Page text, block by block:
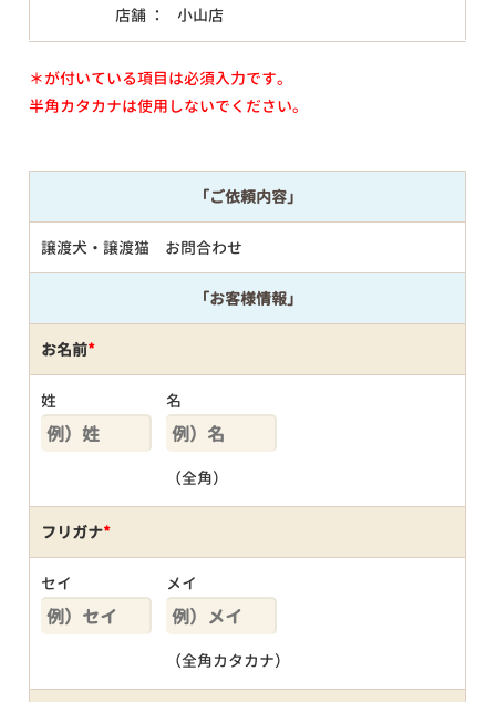
店舗 ：
小山店
＊が付いている項目は必須入力です。
半角カタカナは使用しないでください。
「ご依頼内容」
譲渡犬・譲渡猫 お問合わせ
「お客様情報」
お名前*
姓 名
（全角）
フリガナ*
セイ メイ
（全角カタカナ）